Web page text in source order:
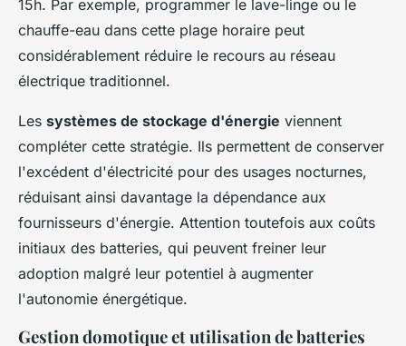
15h. Par exemple, programmer le lave-linge ou le
chauffe-eau dans cette plage horaire peut
considérablement réduire le recours au réseau
électrique traditionnel.
Les systèmes de stockage d'énergie viennent
compléter cette stratégie. Ils permettent de conserver
l'excédent d'électricité pour des usages nocturnes,
réduisant ainsi davantage la dépendance aux
fournisseurs d'énergie. Attention toutefois aux coûts
initiaux des batteries, qui peuvent freiner leur
adoption malgré leur potentiel à augmenter
l'autonomie énergétique.
Gestion domotique et utilisation de batteries